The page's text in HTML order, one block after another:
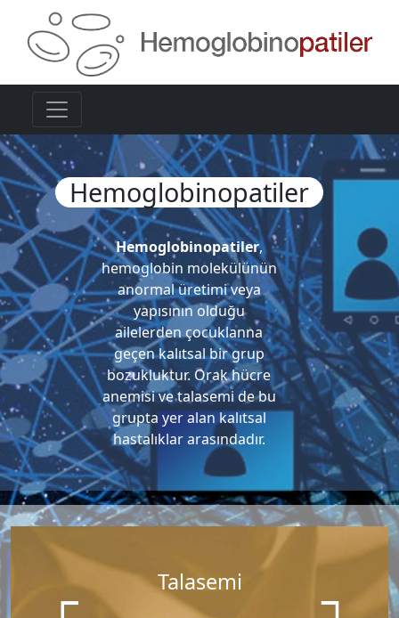
Hemoglobinopatiler
Hemoglobinopatiler,
hemoglobin molekülünün
anormal üretimi veya
yapısının olduğu
ailelerden çocuklanna
geçen kalıtsal bir grup
bozukluktur. Orak hücre
anemisi ve talasemi de bu
grupta yer alan kalıtsal
hastalıklar arasındadır.
Talasemi